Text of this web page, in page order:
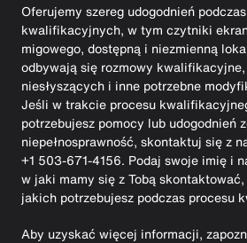
Oferujemy szereg udogodnień
kwalifikacyjnych, w tym czytniki
migowego, dostępną i niezmienną
odbywają się rozmowy
niesłyszących i inne potrzebne
Jeśli w trakcie procesu
potrzebujesz pomocy lub udogodnień
niepełnosprawność, skontaktuj się z
+1 503-671-4156. Podaj swoje imię i
w jaki mamy się z Tobą
jakich potrzebujesz podczas procesu
Aby uzyskać więcej informacji,